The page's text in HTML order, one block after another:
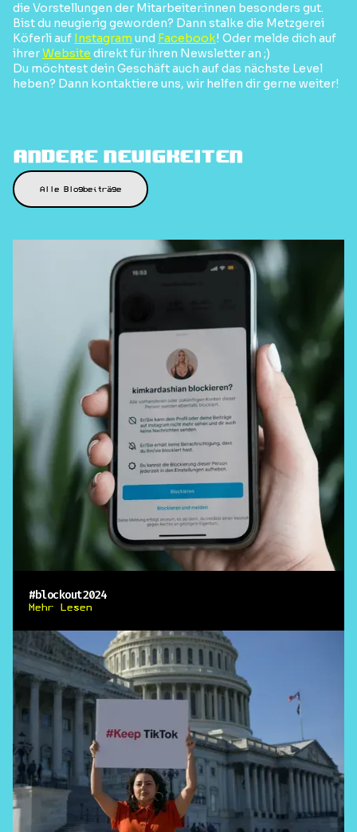
die Vorstellungen der Mitarbeiter:innen besonders gut.
Bist du neugierig geworden? Dann stalke die Metzgerei
Köferli auf Instagram und Facebook! Oder melde dich auf
ihrerWebsite direkt für ihren Newsletter an ;)
Du möchtest dein Geschäft auch auf das nächste Level
heben? Dann kontaktiere uns, wir helfen dir gerne weiter!
Andere Neuigkeiten
Alle Blogbeiträge
#blockout2024
Mehr Lesen